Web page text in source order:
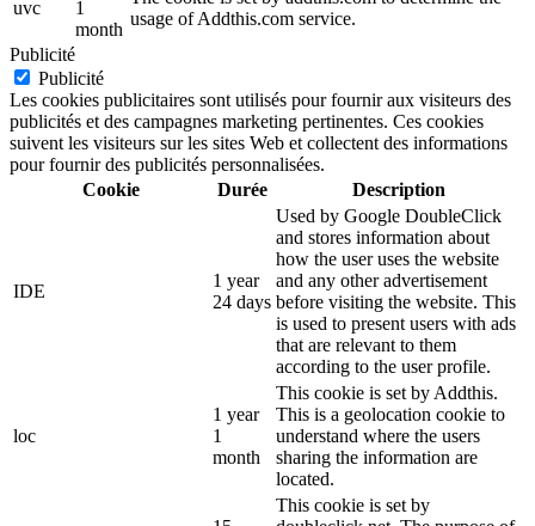
uvc
1
month
usage of Addthis.com service.
Publicité
Publicité
Les cookies publicitaires sont utilisés pour fournir aux visiteurs des
publicités et des campagnes marketing pertinentes. Ces cookies
suivent les visiteurs sur les sites Web et collectent des informations
pour fournir des publicités personnalisées.
Cookie
Durée Description
IDE
1 year
24 days
Used by Google DoubleClick
and stores information about
how the user uses the website
and any other advertisement
before visiting the website. This
is used to present users with ads
that are relevant to them
according to the user profile.
loc
1 year
1
month
This cookie is set by Addthis.
This is a geolocation cookie to
understand where the users
sharing the information are
located.
This cookie is set by